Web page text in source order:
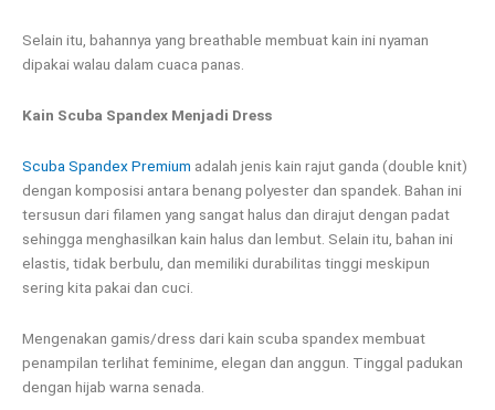
Selain itu, bahannya yang breathable membuat kain ini nyaman
dipakai walau dalam cuaca panas.
Kain Scuba Spandex Menjadi Dress
Scuba Spandex Premium adalah jenis kain rajut ganda (double knit)
dengan komposisi antara benang polyester dan spandek. Bahan ini
tersusun dari filamen yang sangat halus dan dirajut dengan padat
sehingga menghasilkan kain halus dan lembut. Selain itu, bahan ini
elastis, tidak berbulu, dan memiliki durabilitas tinggi meskipun
sering kita pakai dan cuci.
Mengenakan gamis/dress dari kain scuba spandex membuat
penampilan terlihat feminime, elegan dan anggun. Tinggal padukan
dengan hijab warna senada.